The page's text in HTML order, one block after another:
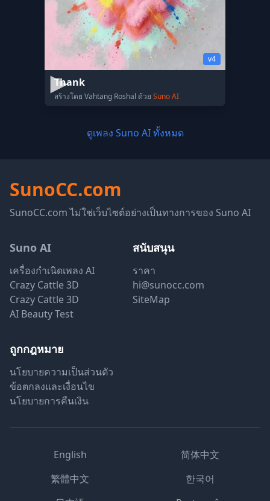
v4
Thank
สร้างโดย Vahtang Roshal ด้วย Suno AI
ดูเพลง Suno AI ทั้งหมด
SunoCC.com
SunoCC.com ไม่ใช่เว็บไซต์อย่างเป็นทางการของ Suno AI
Suno AI
เครื่องกำเนิดเพลง AI
Crazy Cattle 3D
Crazy Cattle 3D
AI Beauty Test
สนับสนุน
ราคา
hi@sunocc.com
SiteMap
ถูกกฎหมาย
นโยบายความเป็นส่วนตัว
ข้อตกลงและเงื่อนไข
นโยบายการคืนเงิน
English
简体中文
繁體中文
한국어